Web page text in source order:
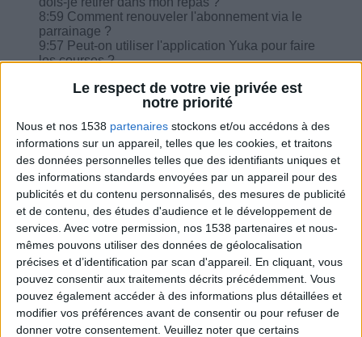
Le respect de votre vie privée est
notre priorité
Nous et nos 1538 partenaires stockons et/ou accédons à des
informations sur un appareil, telles que les cookies, et traitons
des données personnelles telles que des identifiants uniques et
des informations standards envoyées par un appareil pour des
publicités et du contenu personnalisés, des mesures de publicité
et de contenu, des études d'audience et le développement de
services. Avec votre permission, nos 1538 partenaires et nous-
mêmes pouvons utiliser des données de géolocalisation
précises et d’identification par scan d'appareil. En cliquant, vous
pouvez consentir aux traitements décrits précédemment. Vous
pouvez également accéder à des informations plus détaillées et
modifier vos préférences avant de consentir ou pour refuser de
donner votre consentement. Veuillez noter que certains
8:59 Comment renouveler l'abonnement via le
parrainage ?
9:57 Peut-on utiliser l'application Yuka pour faire
les courses ?
balance, est-ce normal ?
12:22 J'ai du mal à faire les menus, que faire ?
Combien de kilos souhaitez-vous perdre ?
Moins de
5 kilos
De 5 à 10
kilos
Plus de
10 kilos
Webinaires en direct Voir tout